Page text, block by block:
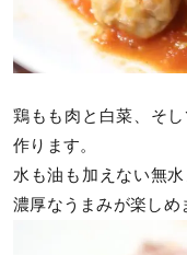
鶏もも肉と白菜、そ
作ります。
水も油も加えない無
濃厚なうまみが楽しめ